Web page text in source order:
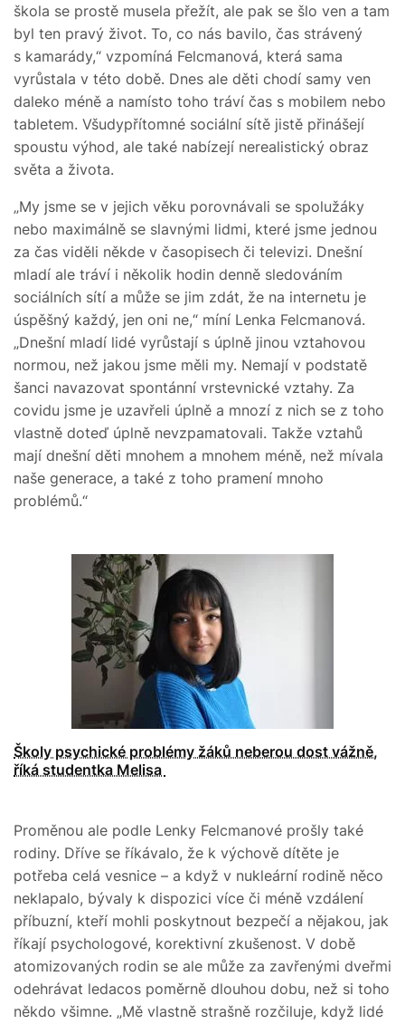
škola se prostě musela přežít, ale pak se šlo ven a tam
byl ten pravý život. To, co nás bavilo, čas strávený
s kamarády,“ vzpomíná Felcmanová, která sama
vyrůstala v této době. Dnes ale děti chodí samy ven
daleko méně a namísto toho tráví čas s mobilem nebo
tabletem. Všudypřítomné sociální sítě jistě přinášejí
spoustu výhod, ale také nabízejí nerealistický obraz
světa a života.
„My jsme se v jejich věku porovnávali se spolužáky
nebo maximálně se slavnými lidmi, které jsme jednou
za čas viděli někde v časopisech či televizi. Dnešní
mladí ale tráví i několik hodin denně sledováním
sociálních sítí a může se jim zdát, že na internetu je
úspěšný každý, jen oni ne,“ míní Lenka Felcmanová.
„Dnešní mladí lidé vyrůstají s úplně jinou vztahovou
normou, než jakou jsme měli my. Nemají v podstatě
šanci navazovat spontánní vrstevnické vztahy. Za
covidu jsme je uzavřeli úplně a mnozí z nich se z toho
vlastně doteď úplně nevzpamatovali. Takže vztahů
mají dnešní děti mnohem a mnohem méně, než mívala
naše generace, a také z toho pramení mnoho
problémů.“
Školy psychické problémy žáků neberou dost vážně,
říká studentka Melisa
Proměnou ale podle Lenky Felcmanové prošly také
rodiny. Dříve se říkávalo, že k výchově dítěte je
potřeba celá vesnice – a když v nukleární rodině něco
neklapalo, bývaly k dispozici více či méně vzdálení
příbuzní, kteří mohli poskytnout bezpečí a nějakou, jak
říkají psychologové, korektivní zkušenost. V době
atomizovaných rodin se ale může za zavřenými dveřmi
odehrávat ledacos poměrně dlouhou dobu, než si toho
někdo všimne. „Mě vlastně strašně rozčiluje, když lidé